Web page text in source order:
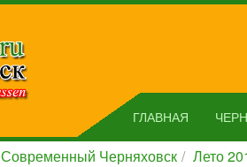
ГЛАВНАЯ
Современный Черняховск Лето